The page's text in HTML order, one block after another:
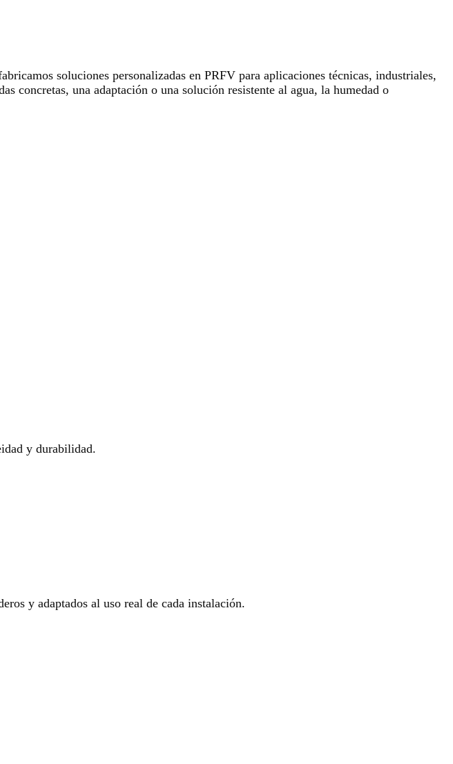
soluciones personalizadas en PRFV para aplicaciones técnicas, industriales,
concretas, una adaptación o una solución resistente al agua, la humedad o
y durabilidad.
y adaptados al uso real de cada instalación.